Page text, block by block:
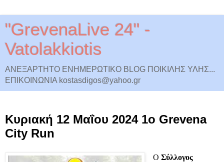
"GrevenaLive 24" -
Vatolakkiotis
ΑΝΕΞΑΡΤΗΤΟ ΕΝΗΜΕΡΩΤΙΚΟ BLOG ΠΟΙΚΙΛΗΣ ΥΛΗΣ...
ΕΠΙΚΟΙΝΩΝΙΑ kostasdigos@yahoo.gr
Κυριακή 12 Μαΐου 2024 1o Grevena
City Run
Ο Σύλλογος